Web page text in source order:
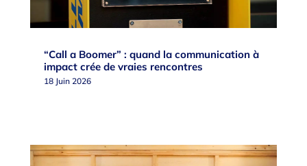
“Call a Boomer” : quand la communication à
impact crée de vraies rencontres
18 Juin 2026